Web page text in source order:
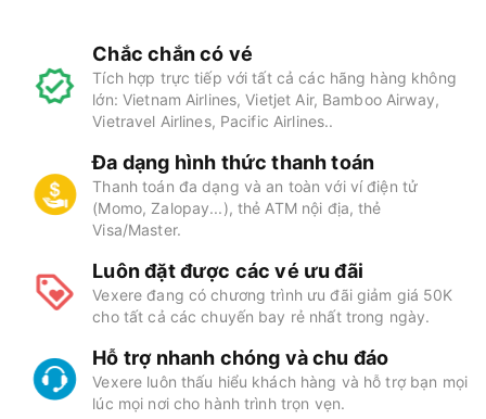
Chắc chắn có vé
Tích hợp trực tiếp với tất cả các hãng hàng không
lớn: Vietnam Airlines, Vietjet Air, Bamboo Airway,
Vietravel Airlines, Pacific Airlines..
Đa dạng hình thức thanh toán
Thanh toán đa dạng và an toàn với ví điện tử
(Momo, Zalopay...), thẻ ATM nội địa, thẻ
Visa/Master.
Luôn đặt được các vé ưu đãi
Vexere đang có chương trình ưu đãi giảm giá 50K
cho tất cả các chuyến bay rẻ nhất trong ngày.
Hỗ trợ nhanh chóng và chu đáo
Vexere luôn thấu hiểu khách hàng và hỗ trợ bạn mọi
lúc mọi nơi cho hành trình trọn vẹn.